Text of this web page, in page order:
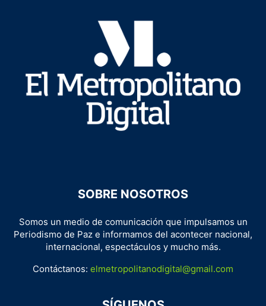
SOBRE NOSOTROS
Somos un medio de comunicación que impulsamos un
Periodismo de Paz e informamos del acontecer nacional,
internacional, espectáculos y mucho más.
Contáctanos: elmetropolitanodigital@gmail.com